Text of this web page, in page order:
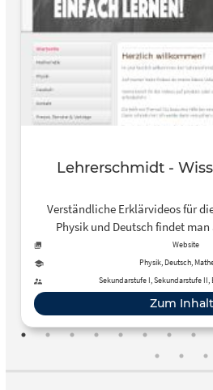
Verständliche Erklärvideos für
Physik und Deutsch findet man
Website
Physik, Deutsch,
Sekundarstufe I, Sekundarstufe
Zum Inhalt